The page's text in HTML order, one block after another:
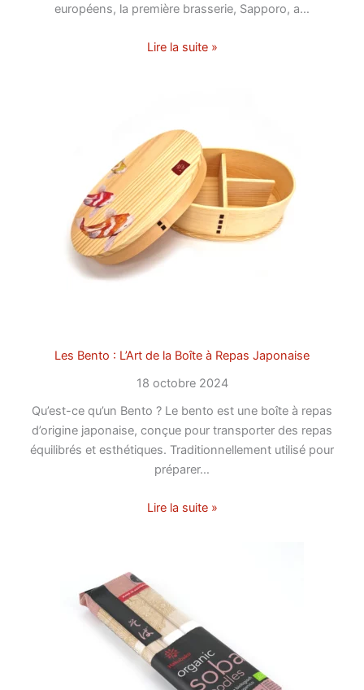
européens, la première brasserie, Sapporo, a…
Lire la suite »
Les Bento : L’Art de la Boîte à Repas Japonaise
18 octobre 2024
Qu’est-ce qu’un Bento ? Le bento est une boîte à repas
d’origine japonaise, conçue pour transporter des repas
équilibrés et esthétiques. Traditionnellement utilisé pour
préparer…
Lire la suite »